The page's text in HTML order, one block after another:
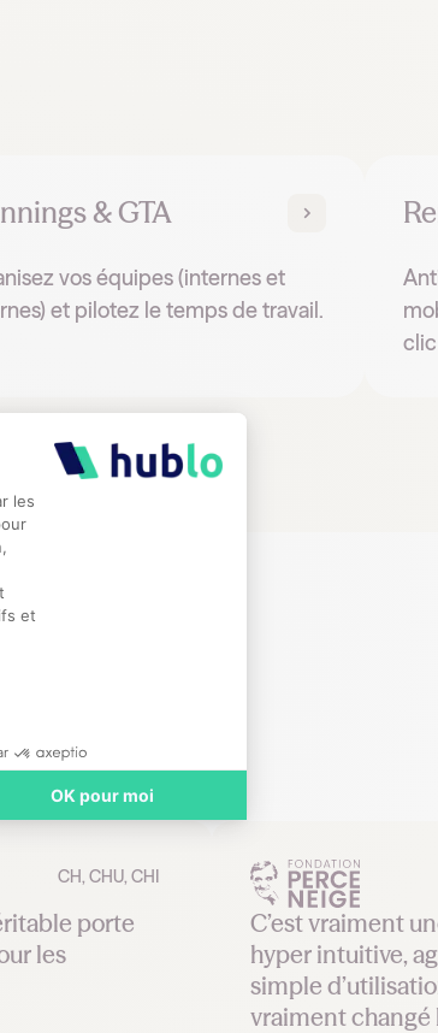
Consentement : Personnalisez
les
et
OK pour moi
& GTA
vos équipes (internes et
et pilotez le temps de travail.
clic
CH, CHU, CHI
porte
les
C’est vraiment
hyper intuitive,
simple
vraiment changé